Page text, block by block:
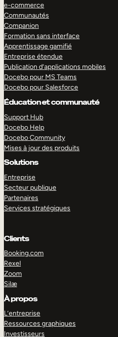
e-commerce
Communautés
Companion
Formation sans interface
Apprentissage gamifié
Entreprise étendue
Publication d’applications mobiles
Docebo pour MS Teams
Docebo pour Salesforce
Éducation et communauté
Support Hub
Docebo Help
Docebo Community
Mises à jour des produits
Solutions
Entreprise
Secteur publique
Partenaires
Services stratégiques
Clients
Booking.com
Rexel
Zoom
Silæ
À propos
L’entreprise
Ressources graphiques
Investisseurs